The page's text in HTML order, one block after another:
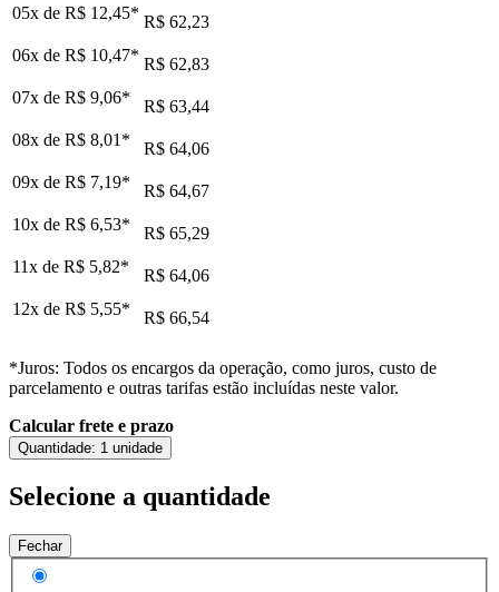
05x de R$ 12,45* R$ 62,23
06x de R$ 10,47* R$ 62,83
07x de R$ 9,06*
R$ 63,44
08x de R$ 8,01 *
R$ 64,06
09x de R$ 7,19*
R$ 64,67
10x de R$ 6,53*
R$ 65,29
11x de R$ 5,82*
R$ 64,06
12x de R$ 5,55* R$ 66,54
*Juros: Todos os encargos da operação, como juros, custo de
parcelamento e outras tarifas estão incluídas neste valor.
Calcular frete e prazo
Quantidade: 1 unidade
Selecione a quantidade
Fechar